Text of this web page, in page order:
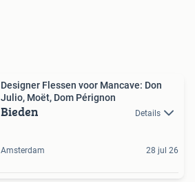
Designer Flessen voor Mancave: Don
Julio, Moët, Dom Pérignon
Bieden Details
Amsterdam 28 jul 26